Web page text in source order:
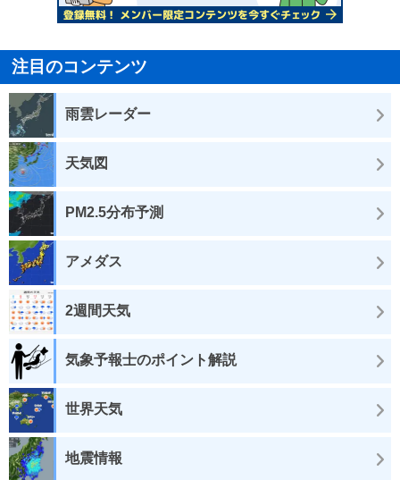
注目のコンテンツ
雨雲レーダー
天気図
PM2.5分布予測
アメダス
2週間天気
気象予報士のポイント解説
世界天気
地震情報